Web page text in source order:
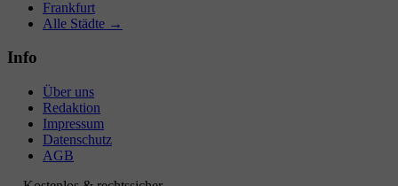
Frankfurt
Alle Städte →
Info
Über uns
Redaktion
Impressum
Datenschutz
AGB